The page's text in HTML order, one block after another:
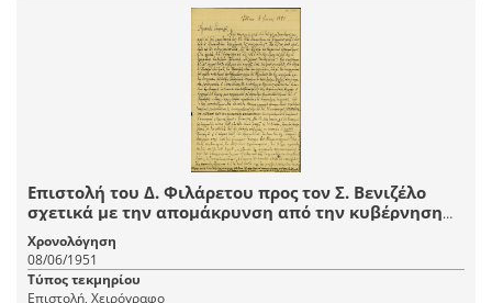
Επιστολή του Δ. Φιλάρετου προς τον Σ. Βενιζέλο
σχετικά με την απομάκρυνση από την κυβέρνηση
του Γ. Παπανδρέου και τις επικείμενες εκλογές.
Χρονολόγηση
08/06/1951
Τύπος τεκμηρίου
Επιστολή, Χειρόγραφο